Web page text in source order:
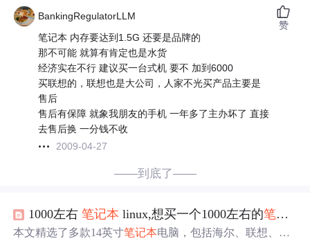
BankingRegulatorLLM
笔记本 内存要达到1.5G 还要是品牌的
那不可能 就算有肯定也是水货
经济实在不行 建议买一台式机 要不 加到6000
买联想的，联想也是大公司，人家不光买产品主要是
售后
售后有保障 就象我朋友的手机 一年多了主办坏了 直接
去售后换 一分钱不收
2009-04-27
赞
——到底了——
1000左右笔记本 linux,想买一个1000左右的笔记本
本文精选了多款14英寸笔记本电脑，包括海尔、联想、清